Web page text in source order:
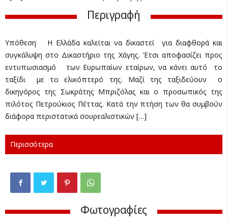
Περιγραφή
Υπόθεση Η Ελλάδα καλείται να δικαστεί για διαφθορά και
συγκάλυψη στο Δικαστήριο της Χάγης. Έτσι αποφασίζει προς
εντυπωσιασμό των Ευρωπαίων εταίρων, να κάνει αυτό το
ταξίδι με το ελικόπτερό της. Μαζί της ταξιδεύουν ο
δικηγόρος της Σωκράτης Μπριζόλας και ο προσωπικός της
πιλότος Πετρούκιος Πέττας. Κατά την πτήση των θα συμβούν
διάφορα περιστατικά σουρεαλιστικών […]
Περισσότερα
Φωτογραφίες